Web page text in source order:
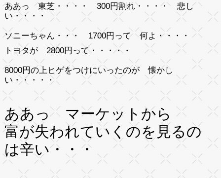
ああっ 東芝・・・・ 300円割れ・・・・ 悲し
い・・・・
ソニーちゃん・・・ 1700円って 何よ・・・・
トヨタが 2800円って・・・・・
8000円の上ヒゲをつけにいったのが 懐かし
い・・・・・
ああっ マーケットから
富が失われていくのを見るの
は辛い・・・